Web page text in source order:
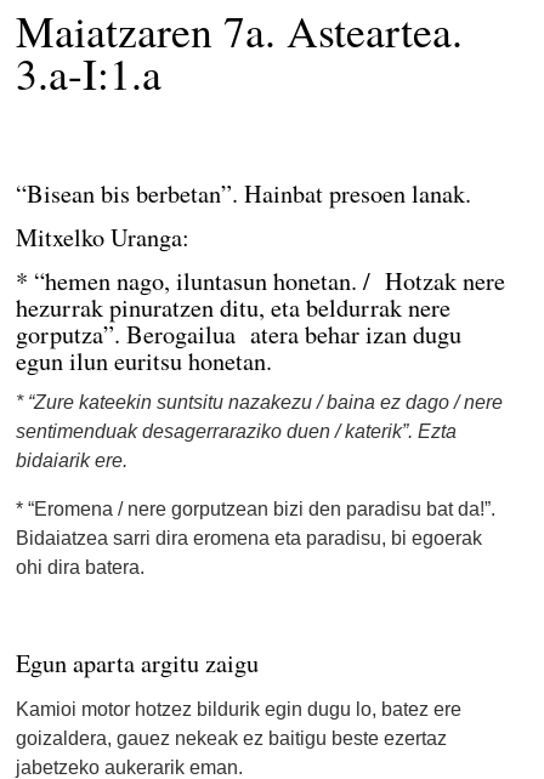
Maiatzaren 7a. Asteartea.
3.a-I:1.a
“Bisean bis berbetan”. Hainbat presoen lanak.
Mitxelko Uranga:
* “hemen nago, iluntasun honetan. / Hotzak nere
hezurrak pinuratzen ditu, eta beldurrak nere
gorputza”. Berogailua atera behar izan dugu
egun ilun euritsu honetan.
* “Zure kateekin suntsitu nazakezu / baina ez dago / nere
sentimenduak desagerraraziko duen / katerik”. Ezta
bidaiarik ere.
* “Eromena / nere gorputzean bizi den paradisu bat da!”.
Bidaiatzea sarri dira eromena eta paradisu, bi egoerak
ohi dira batera.
Egun aparta argitu zaigu
Kamioi motor hotzez bildurik egin dugu lo, batez ere
goizaldera, gauez nekeak ez baitigu beste ezertaz
jabetzeko aukerarik eman.